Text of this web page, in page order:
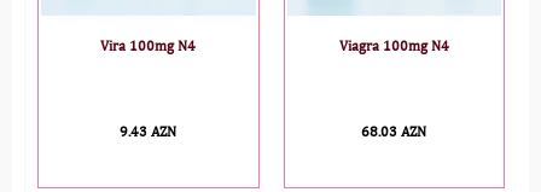
Vira 100mg N4
9.43 AZN
Viagra 100mg N4
68.03 AZN